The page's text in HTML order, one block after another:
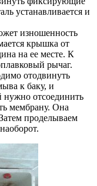
устанавливается и
изношенность
крышка от
на ее месте. К
рычаг.
отодвинуть
к баку, и
нужно отсоединить
мембрану. Она
проделываем